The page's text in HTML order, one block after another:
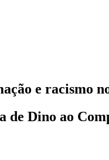
e racismo
Dino ao